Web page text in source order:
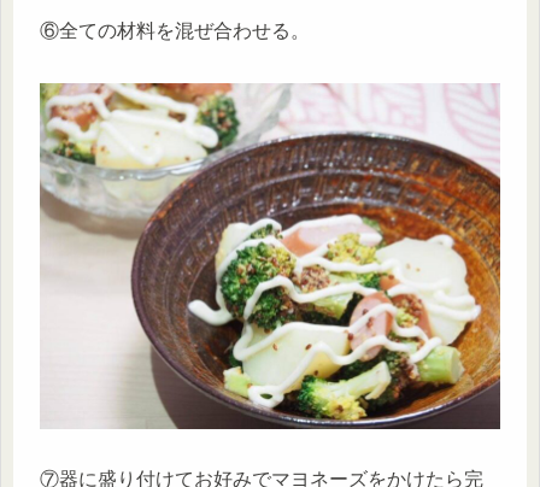
⑥全ての材料を混ぜ合わせる。
⑦器に盛り付けてお好みでマヨネーズをかけたら完